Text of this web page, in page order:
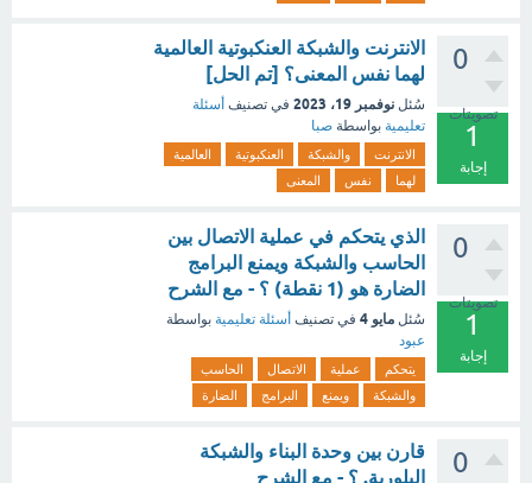
0
تصويتات
1
إجابة
الانترنت والشبكة العنكبوتية العالمية
لهما نفس المعنى؟ [تم الحل]
سُئل نوفمبر 19، 2023 في تصنيف أسئلة
تعليمية بواسطة صبا
الانترنت والشبكة العنكبوتية
العالمية
لهما
نفس المعنى
0
تصويتات
1
إجابة
الذي يتحكم في عملية الاتصال بين
الحاسب والشبكة ويمنع البرامج
الضارة هو (1 نقطة) ؟ - مع الشرح
سُئل مايو 4 في تصنيف أسئلة تعليمية بواسطة
عبود
يتحكم عملية الاتصال
الحاسب
والشبكة
ويمنع البرامج الضارة
0
قارن بين وحدة البناء والشبكة
البلورية. ؟ - مع الشرح